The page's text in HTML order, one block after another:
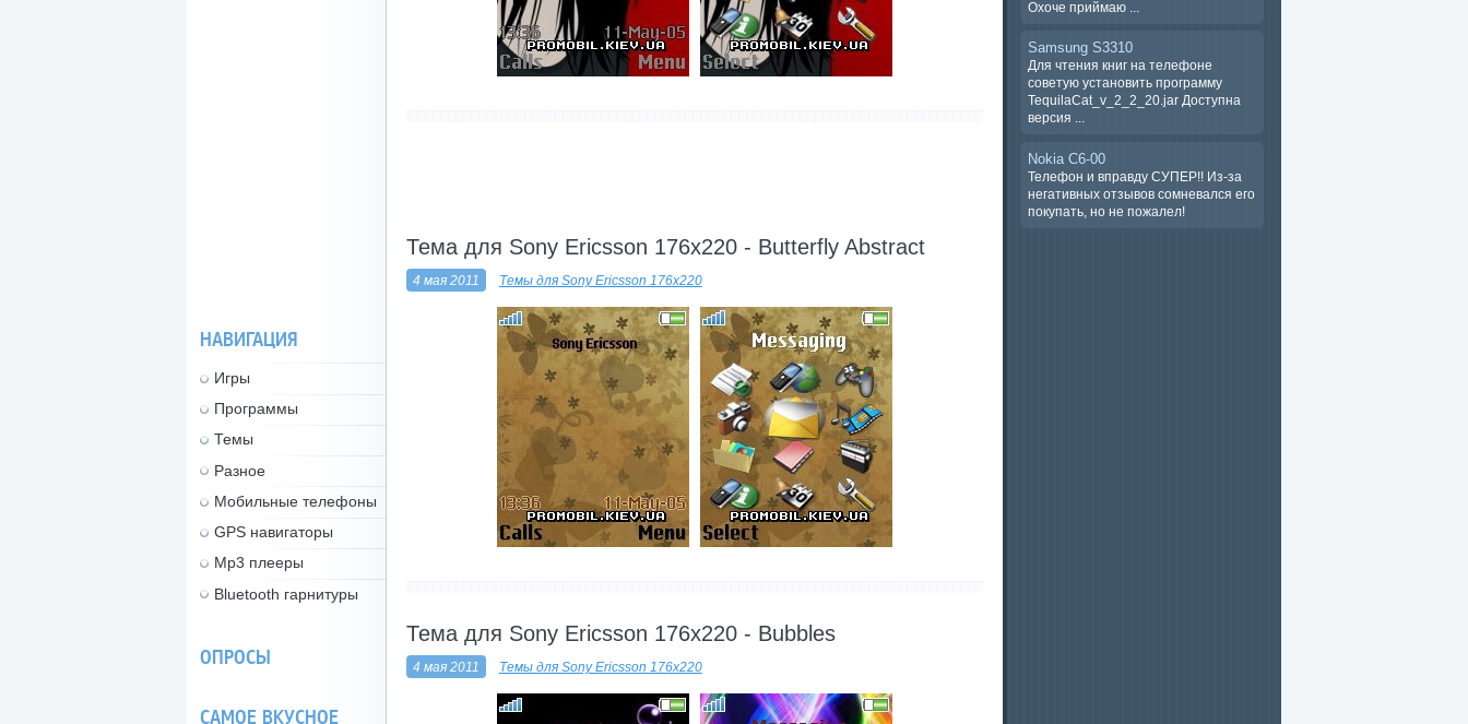
Тема для Sony Ericsson 176x220 - Butterfly Abstract
4 мая 2011 Темы для Sony Ericsson 176x220
Тема для Sony Ericsson 176x220 - Bubbles
4 мая 2011 Темы для Sony Ericsson 176x220
Охоче ​​приймаю ...
Samsung S3310
Для чтения книг на телефоне
советую установить программу
TequilaCat_v_2_2_20.jar Доступна
версия ...
Nokia C6-00
Телефон и вправду СУПЕР!! Из-за
негативных отзывов сомневался его
покупать, но не пожалел!
НАВИГАЦИЯ
Игры
Программы
Темы
Разное
Мобильные телефоны
GPS навигаторы
Mp3 плееры
Bluetooth гарнитуры
ОПРОСЫ
САМОЕ ВКУСНОЕ